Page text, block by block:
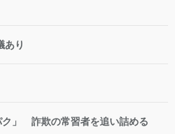
あり
」 詐欺の常習者を追い詰める